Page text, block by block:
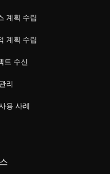
계획 수립
계획 수립
트 수신
리
용 사례